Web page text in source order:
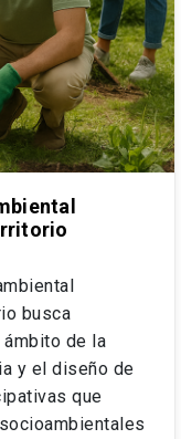
busca
de la
y el diseño de
que